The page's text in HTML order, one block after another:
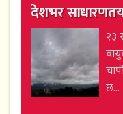
देशभर
२३
छ...